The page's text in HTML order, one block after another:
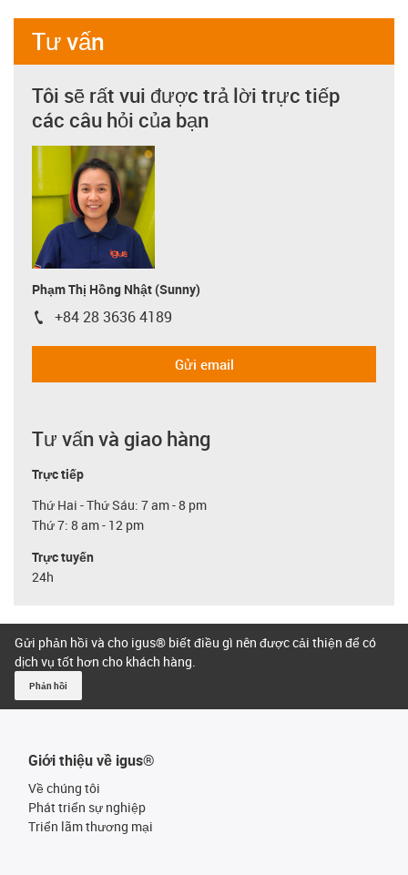
Tư vấn
Tôi sẽ rất vui được trả lời trực tiếp
các câu hỏi của bạn
Phạm Thị Hồng Nhật (Sunny)
igus-icon-phone
+84 28 3636 4189
Gửi email
Tư vấn và giao hàng
Trực tiếp
Thứ Hai - Thứ Sáu: 7 am - 8 pm
Thứ 7: 8 am - 12 pm
Trực tuyến
24h
Gửi phản hồi và cho igus® biết điều gì nên được cải thiện để có
dịch vụ tốt hơn cho khách hàng.
Phản hồi
Giới thiệu về igus®
Về chúng tôi
Phát triển sự nghiệp
Triển lãm thương mại